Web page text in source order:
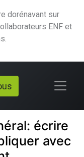
dorénavant sur
ENF et
écrire
avec